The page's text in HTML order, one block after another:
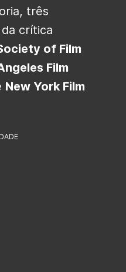
três
crítica
of Film
Film
New York Film